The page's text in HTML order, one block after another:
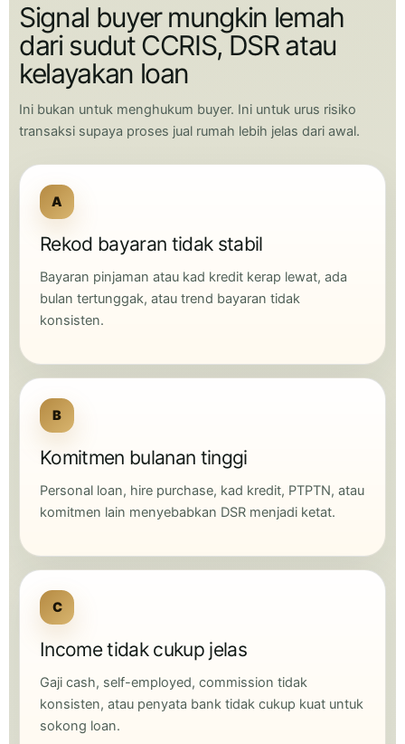
Signal buyer mungkin lemah
dari sudut CCRIS, DSR atau
kelayakan loan
Ini bukan untuk menghukum buyer. Ini untuk urus risiko
transaksi supaya proses jual rumah lebih jelas dari awal.
A
Rekod bayaran tidak stabil
Bayaran pinjaman atau kad kredit kerap lewat, ada
bulan tertunggak, atau trend bayaran tidak
konsisten.
B
Komitmen bulanan tinggi
Personal loan, hire purchase, kad kredit, PTPTN, atau
komitmen lain menyebabkan DSR menjadi ketat.
C
Income tidak cukup jelas
Gaji cash, self-employed, commission tidak
konsisten, atau penyata bank tidak cukup kuat untuk
sokong loan.